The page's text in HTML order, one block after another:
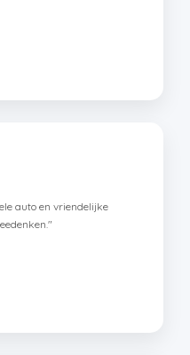
auto en vriendelijke